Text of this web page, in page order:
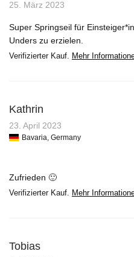
25. März 2023
Super Springseil für
Unders zu erzielen.
Verifizierter Kauf. Mehr
Kathrin
23. April 2023
Bavaria, Germany
Zufrieden 🙂
Verifizierter Kauf. Mehr
Tobias